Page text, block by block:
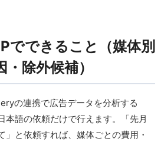
でできること（媒体別
除外候補）
の連携で広告データを分析する
本語の依頼だけで行えます。「先月
」と依頼すれば、媒体ごとの費用・